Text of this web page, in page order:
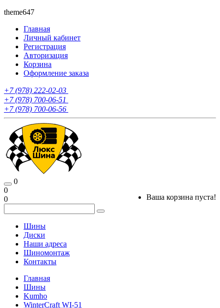
theme647
Главная
Личный кабинет
Регистрация
Авторизация
Корзина
Оформление заказа
+7 (978) 222-02-03
+7 (978) 700-06-51
+7 (978) 700-06-56
0
Ваша корзина пуста!
0
0
Шины
Диски
Наши адреса
Шиномонтаж
Контакты
Главная
Шины
Kumho
WinterCraft WI-51